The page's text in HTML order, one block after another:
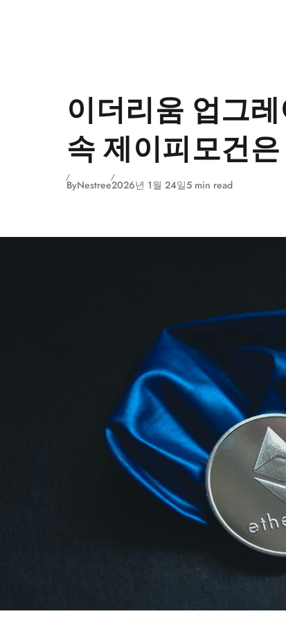
이더리움 업그
속 제이피모건
ByNestree2026년 1월 24일5 min read